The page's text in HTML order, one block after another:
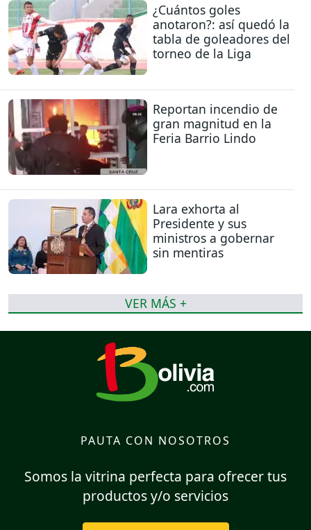
¿Cuántos goles
anotaron?: así quedó la
tabla de goleadores del
torneo de la Liga
Reportan incendio de
gran magnitud en la
Feria Barrio Lindo
Lara exhorta al
Presidente y sus
ministros a gobernar
sin mentiras
VER MÁS +
PAUTA CON NOSOTROS
Somos la vitrina perfecta para ofrecer tus
productos y/o servicios